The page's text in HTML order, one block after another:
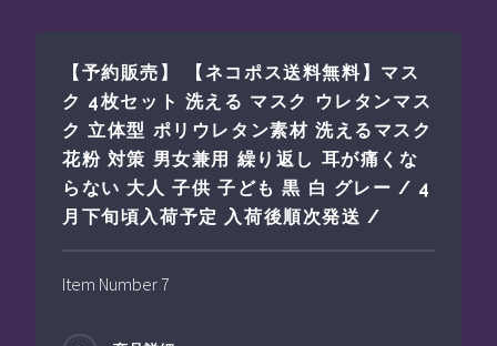
【予約販売】 【ネコポス送料無料】マス
ク 4枚セット 洗える マスク ウレタンマス
ク 立体型 ポリウレタン素材 洗えるマスク
花粉 対策 男女兼用 繰り返し 耳が痛くな
らない 大人 子供 子ども 黒 白 グレー / 4
月下旬頃入荷予定 入荷後順次発送 /
Item Number 7